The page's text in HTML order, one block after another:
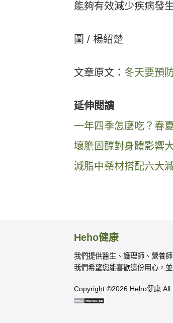
能夠有效減少疾病發
圖 / 楊紹楚
文章原文： 冬天要預
延伸閱讀
一年四季怎麼吃？春
壞膽固醇對身體影響
減脂中藥材搭配六大
Heho健康
我們提供醫生、護理師、營養
我們希望您能喜歡這份用心，
Copyright ©2026 Heho健康 All